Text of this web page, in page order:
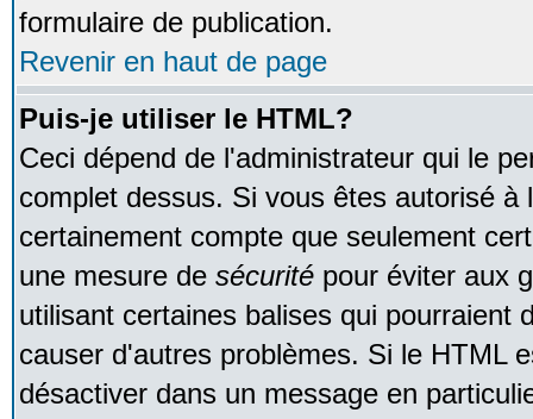
formulaire de publication.
Revenir en haut de page
Puis-je utiliser le HTML?
Ceci dépend de l'administrateur qui le
complet dessus. Si vous êtes autorisé à
certainement compte que seulement
une mesure de sécurité pour éviter aux
utilisant certaines balises qui pourraient
causer d'autres problèmes. Si le HTML
désactiver dans un message en